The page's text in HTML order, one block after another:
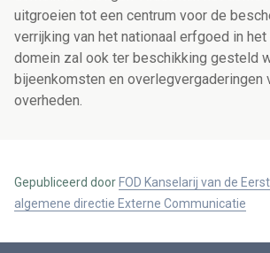
uitgroeien tot een centrum voor de
verrijking van het nationaal erfgoed in
domein zal ook ter beschikking gesteld
bijeenkomsten en overlegvergaderingen
overheden.
Gepubliceerd door FOD Kanselarij van de
algemene directie Externe Communicatie